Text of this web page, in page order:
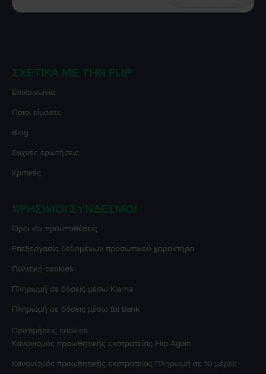
ΣΧΕΤΙΚΆ ΜΕ ΤΗΝ FLIP
Επικοινωνία
Ποιοι είμαστε
Blog
Συχνές ερωτήσεις
Κριτικές
ΧΡΉΣΙΜΟΙ ΣΎΝΔΕΣΜΟΙ
Όροι και προϋποθέσεις
Επεξεργασία δεδομένων προσωπικού χαρακτήρα
Πολιτική cookies
Πληρωμή σε δόσεις μέσω Klarna
Πληρωμή σε δόσεις μέσω tbi bank
Προτιμήσεις cookies
Κανονισμός προωθητικής εκστρατείας Flip Again
Κανονισμός προωθητικής εκστρατείας Πληρωμή σε 10 μέρες